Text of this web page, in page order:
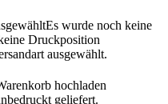
Es wurde noch keine
Druckposition
ausgewählt.
hochladen
geliefert.